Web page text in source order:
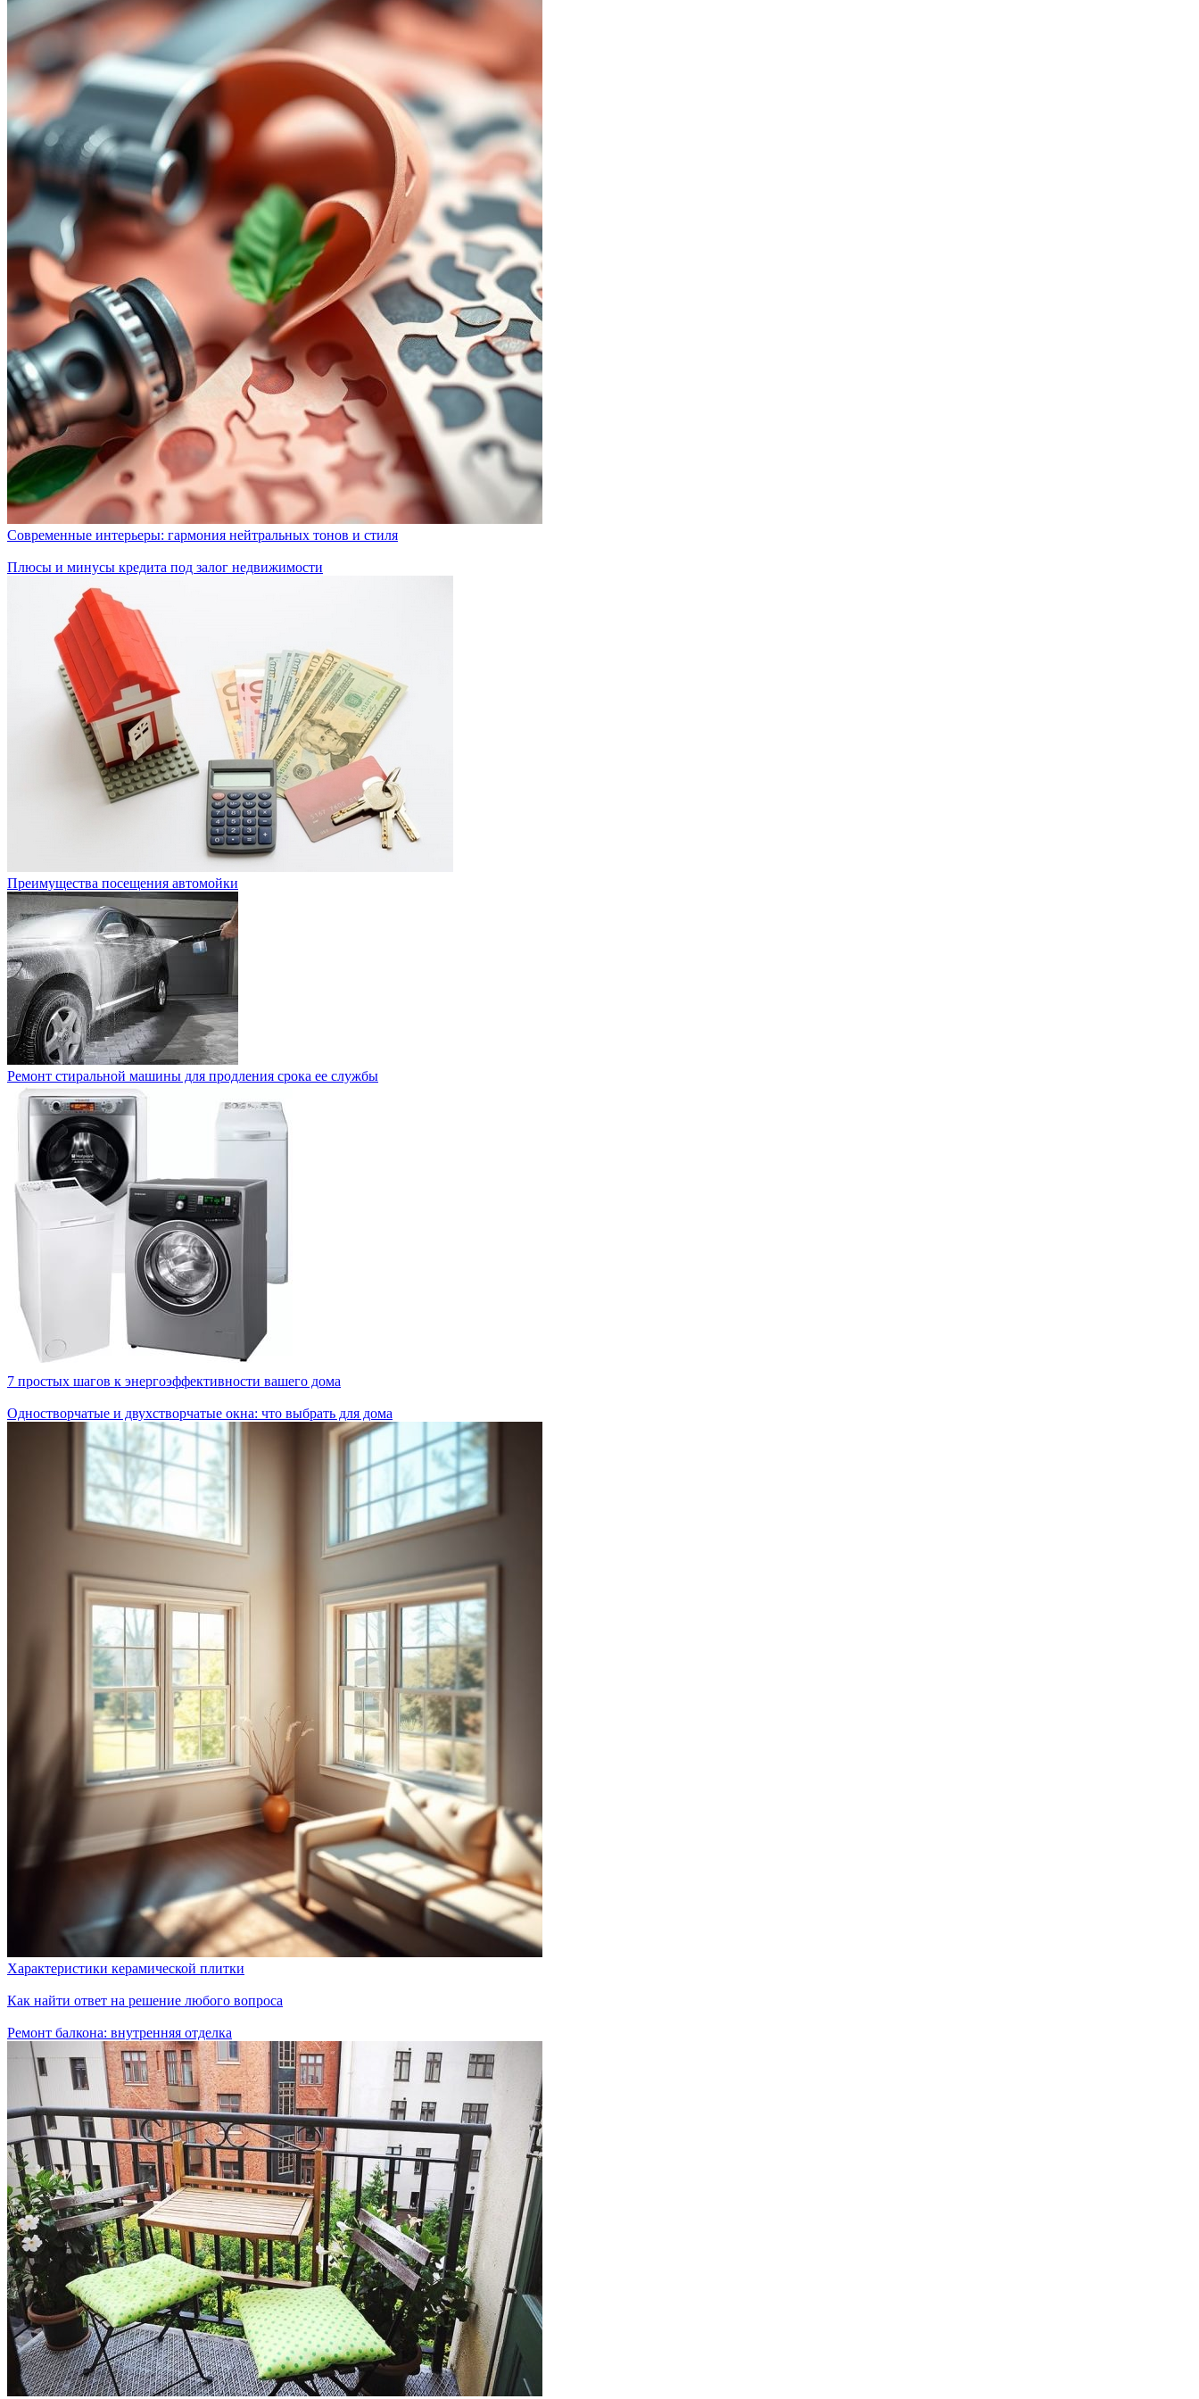
Современные интерьеры: гармония нейтральных тонов и стиля
Плюсы и минусы кредита под залог недвижимости
Преимущества посещения автомойки
Ремонт стиральной машины для продления срока ее службы
7 простых шагов к энергоэффективности вашего дома
Одностворчатые и двухстворчатые окна: что выбрать для дома
Характеристики керамической плитки
Как найти ответ на решение любого вопроса
Ремонт балкона: внутренняя отделка